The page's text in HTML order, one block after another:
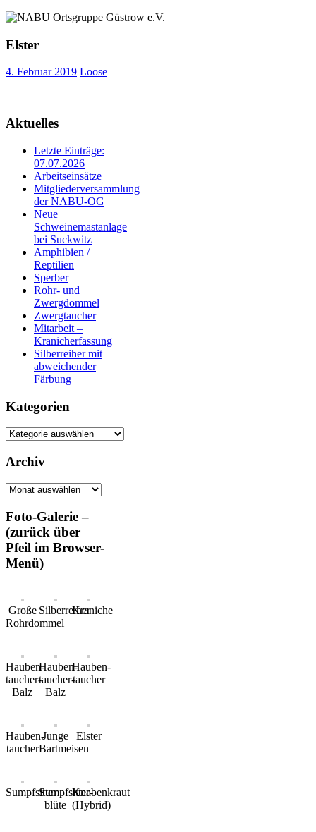
Elster
4. Februar 2019 Loose
Aktuelles
Letzte Einträge:
07.07.2026
Arbeitseinsätze
Mitgliederversammlung
der NABU-OG
Neue
Schweinemastanlage
bei Suckwitz
Amphibien /
Reptilien
Sperber
Rohr- und
Zwergdommel
Zwergtaucher
Mitarbeit –
Kranicherfassung
Silberreiher mit
abweichender
Färbung
Kategorien
Kategorien
Archiv
Archiv
Foto-Galerie –
(zurück über
Pfeil im Browser-
Menü)
Große
Rohrdommel
SilberreiherKraniche
Hauben-
taucher-
Balz
Hauben-
taucher-
Balz
Hauben-
taucher
Hauben-
taucher
Junge
Bartmeisen
Elster
SumpfsitterSumpfsitter-
blüte
Knabenkraut
(Hybrid)